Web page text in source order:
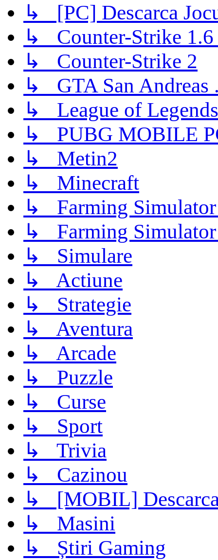
↳ [PC] Descarca
↳ Counter-Strike 1.6
↳ Counter-Strike 2
↳ GTA San Andreas
↳ League of Legends
↳ PUBG MOBILE
↳ Metin2
↳ Minecraft
↳ Farming
↳ Farming
↳ Simulare
↳ Actiune
↳ Strategie
↳ Aventura
↳ Arcade
↳ Puzzle
↳ Curse
↳ Sport
↳ Trivia
↳ Cazinou
↳ [MOBIL]
↳ Masini
↳ Știri Gaming